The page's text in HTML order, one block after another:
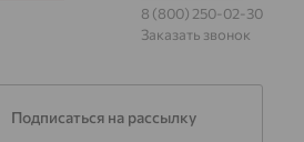
8 (800) 250-02-30
Заказать звонок
Подписаться на рассылку